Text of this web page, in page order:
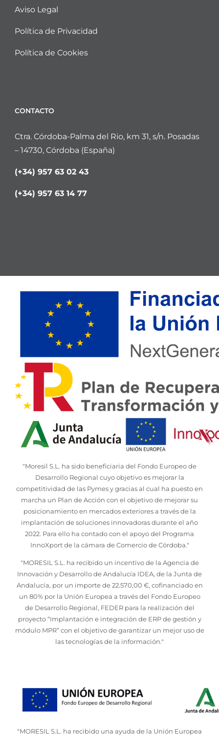
Aviso Legal
Política de Privacidad
Política de Cookies
CONTACTO
Ctra. Córdoba-Palma del Rio, km 31, s/n. Posadas
– 14730, Córdoba (España)
(+34) 957 63 02 43
(+34) 957 63 14 77
"Moresil S.L. ha sido beneficiaria del Fondo Europeo de
Desarrollo Regional cuyo objetivo es mejorar la
competitividad de las Pymes y gracias al cual ha puesto en
marcha un Plan de Acción con el objetivo de mejorar su
posicionamiento en mercados exteriores a través de la
implantación de soluciones innovadoras durante el año
2022. Para ello ha contado con el apoyo del Programa
InnoXport de la cámara de Comercio de Córdoba."
"MORESIL S.L. ha recibido un incentivo de la Agencia de
Innovación y Desarrollo de Andalucía IDEA, de la Junta de
Andalucía, por un importe de 22.570,00 €, cofinanciado en
un 80% por la Unión Europea a través del Fondo Europeo
de Desarrollo Regional, FEDER para la realización del
proyecto “Implantación e integración de ERP de gestión y
módulo MPR” con el objetivo de garantizar un mejor uso de
las tecnologías de la información."
"MORESIL S.L. ha recibido una ayuda de la Unión Europea